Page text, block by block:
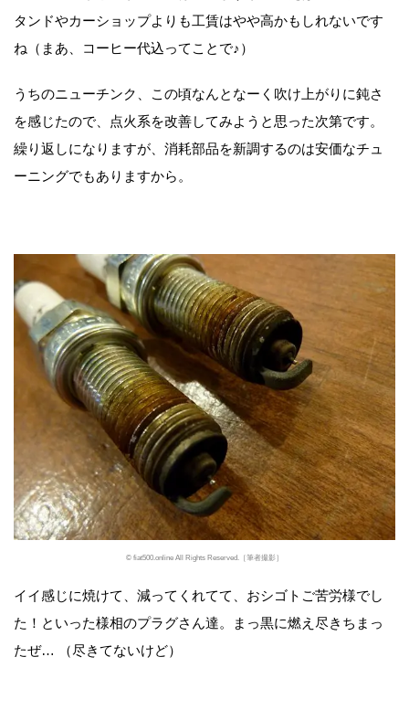
タンドやカーショップよりも工賃はやや高かもしれないです
ね（まあ、コーヒー代込ってことで♪）
うちのニューチンク、この頃なんとなーく吹け上がりに鈍さ
を感じたので、点火系を改善してみようと思った次第です。
繰り返しになりますが、消耗部品を新調するのは安価なチュ
ーニングでもありますから。
© fiat500.online All Rights Reserved.［筆者撮影］
イイ感じに焼けて、減ってくれてて、おシゴトご苦労様でし
た！といった様相のプラグさん達。まっ黒に燃え尽きちまっ
たぜ… （尽きてないけど）